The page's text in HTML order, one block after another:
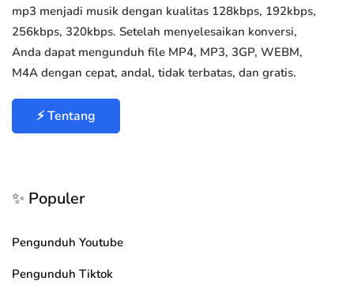
mp3 menjadi musik dengan kualitas 128kbps, 192kbps,
256kbps, 320kbps. Setelah menyelesaikan konversi,
Anda dapat mengunduh file MP4, MP3, 3GP, WEBM,
M4A dengan cepat, andal, tidak terbatas, dan gratis.
⚡ Tentang
✨ Populer
Pengunduh Youtube
Pengunduh Tiktok